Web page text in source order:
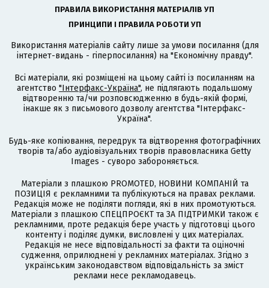
ПРАВИЛА ВИКОРИСТАННЯ МАТЕРІАЛІВ УП
ПРИНЦИПИ І ПРАВИЛА РОБОТИ УП
Використання матеріалів сайту лише за умови посилання (для
інтернет-видань - гіперпосилання) на "Економічну правду".
Всі матеріали, які розміщені на цьому сайті із посиланням на
агентство "Інтерфакс-Україна", не підлягають подальшому
відтворенню та/чи розповсюдженню в будь-якій формі,
інакше як з письмового дозволу агентства "Інтерфакс-
Україна".
Будь-яке копіювання, передрук та відтворення фотографічних
творів та/або аудіовізуальних творів правовласника Getty
Images - суворо забороняється.
Матеріали з плашкою PROMOTED, НОВИНИ КОМПАНІЙ та
ПОЗИЦІЯ є рекламними та публікуються на правах реклами.
Редакція може не поділяти погляди, які в них промотуються.
Матеріали з плашкою СПЕЦПРОЄКТ та ЗА ПІДТРИМКИ також є
рекламними, проте редакція бере участь у підготовці цього
контенту і поділяє думки, висловлені у цих матеріалах.
Редакція не несе відповідальності за факти та оціночні
судження, оприлюднені у рекламних матеріалах. Згідно з
українським законодавством відповідальність за зміст
реклами несе рекламодавець.